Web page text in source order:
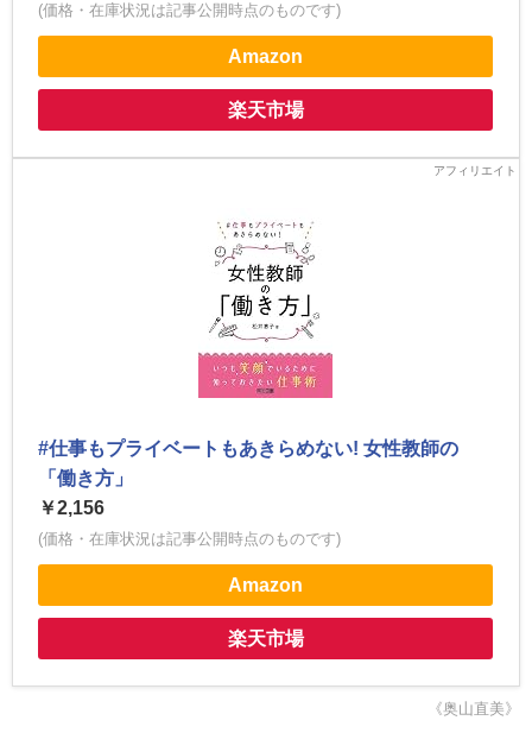
(価格・在庫状況は記事公開時点のものです)
Amazon
楽天市場
#仕事もプライベートもあきらめない! 女性教師の
「働き方」
￥2,156
(価格・在庫状況は記事公開時点のものです)
Amazon
楽天市場
《奥山直美》